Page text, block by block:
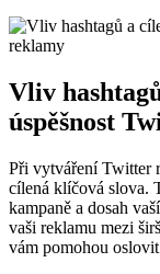
Vliv
úspěšnost
Při vytváření Twitter
cílená klíčová slova.
kampaně a dosah
vaši reklamu mezi
vám pomohou